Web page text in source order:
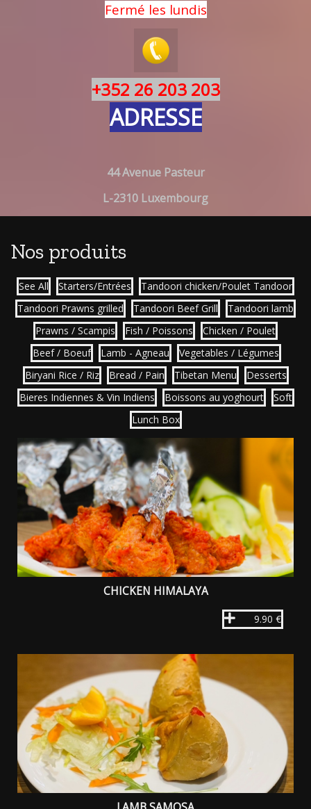
Fermé les lundis
+352 26 203 203
ADRESSE
44 Avenue Pasteur
L-2310 Luxembourg
Nos produits
See All Starters/Entrées
Tandoori chicken/Poulet Tandoor
Tandoori Prawns grilled
Tandoori Beef Grill
Tandoori lamb
Prawns / Scampis
Fish / Poissons
Chicken / Poulet
Beef / Boeuf
Lamb - Agneau
Vegetables / Légumes
Biryani Rice / Riz
Bread / Pain Tibetan Menu
Desserts
Bieres Indiennes & Vin Indiens
Boissons au yoghourt
Soft
Lunch Box
CHICKEN HIMALAYA
9.90 €